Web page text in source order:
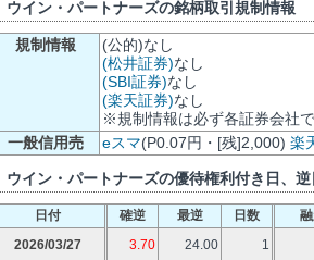
ウイン・パートナーズの銘柄取引規制情報
規制情報
(公的)なし
(松井証券)なし
(SBI証券)なし
(楽天証券)なし
※規制情報は必ず各証券会社で
一般信用売
eスマ(P0.07円・[残]2,000) 楽
ウイン・パートナーズの優待権利付き日、
日付 確逆 最逆 日数
2026/03/27 3.70 24.00 1